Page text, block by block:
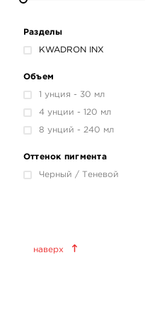
Разделы
KWADRON INX
Объем
1 унция - 30 мл
4 унции - 120 мл
8 унций - 240 мл
Оттенок пигмента
Черный / Теневой
World Famous Tattoo Ink
наверх